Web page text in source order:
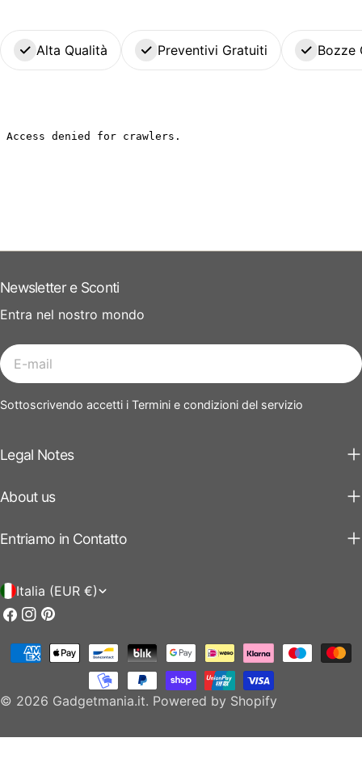
Alta Qualità Preventivi Gratuiti Bozze
Legal Notes
About us
Entriamo in Contatto
Newsletter e Sconti
Entra nel nostro mondo
E-
mail
Sottoscrivendo accetti i Termini e condizioni del servizio
P
a
e
Italia (EUR €)
Facebook
Instagram
Pinterest
© 2026 Gadgetmania.it. Powered by Shopify
Modalità
pagamento